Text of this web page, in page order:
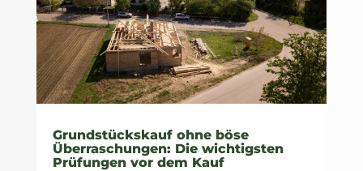
Grundstückskauf ohne böse
Überraschungen: Die wichtigsten
Prüfungen vor dem Kauf